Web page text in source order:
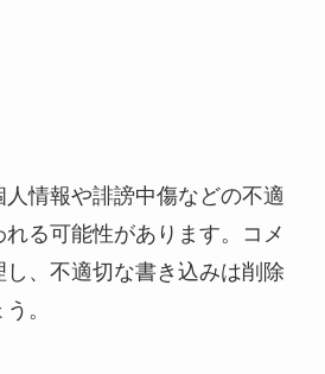
情報や誹謗中傷などの不適
る可能性があります。コメ
、不適切な書き込みは削除
。